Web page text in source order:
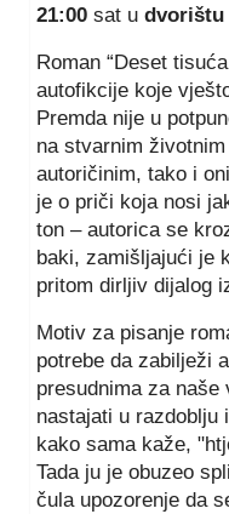
21:00 sat u dvorištu
Roman “Deset
autofikcije koje
Premda nije u
na stvarnim
autoričinim, tako i
je o priči koja nosi
ton – autorica se
baki, zamišljajući je
pritom dirljiv dijalog
Motiv za pisanje
potrebe da zabilježi
presudnima za naše
nastajati u razdoblju
kako sama kaže,
Tada ju je obuzeo
čula upozorenje da